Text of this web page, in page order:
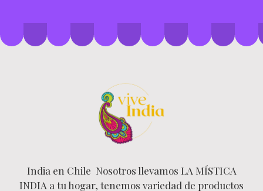
India en Chile Nosotros llevamos LA MÍSTICA
INDIA a tu hogar, tenemos variedad de productos